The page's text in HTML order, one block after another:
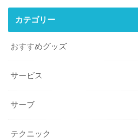
カテゴリー
おすすめグッズ
サービス
サーブ
テクニック